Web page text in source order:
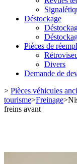
Déstockage
Pièces de
Divers
Demande de
> Pièces véhicules
tourisme>Freinage>
freins avant